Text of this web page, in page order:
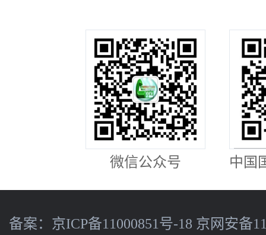
微信公众号 中国
备案： 京ICP备11000851号-18 京网安备